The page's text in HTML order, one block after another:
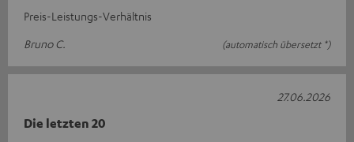
Preis-Leistungs-Verhältnis
Bruno C.
(automatisch übersetzt *)
Die letzten 20
27.06.2026